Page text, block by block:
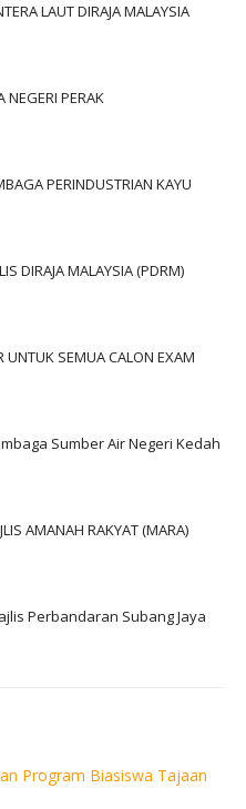
LAUT DIRAJA MALAYSIA
NEGERI PERAK
PERINDUSTRIAN KAYU
DIRAJA MALAYSIA (PDRM)
UNTUK SEMUA CALON EXAM
Sumber Air Negeri Kedah
AMANAH RAKYAT (MARA)
Perbandaran Subang Jaya
Program Biasiswa Tajaan